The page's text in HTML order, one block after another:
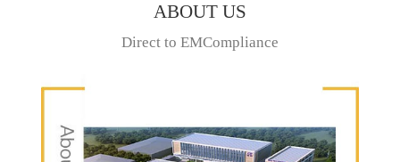
ABOUT US
Direct to EMCompliance